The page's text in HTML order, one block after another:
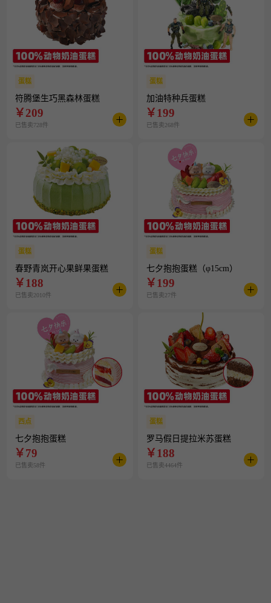
蛋糕
符腾堡生巧黑森林蛋糕
￥209
已售卖728件
蛋糕
加油特种兵蛋糕
￥199
已售卖268件
蛋糕
春野青岚开心果鲜果蛋糕
￥188
已售卖2010件
蛋糕
七夕抱抱蛋糕（φ15cm）
￥199
已售卖27件
西点
七夕抱抱蛋糕
￥79
已售卖58件
蛋糕
罗马假日提拉米苏蛋糕
￥188
已售卖4464件